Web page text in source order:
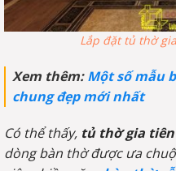
Lắp đặt tủ thờ
Xem thêm:Một số mẫu
chung đẹp mới nhất
Có thể thấy, tủ thờ gia tiên
dòng bàn thờ được ưa